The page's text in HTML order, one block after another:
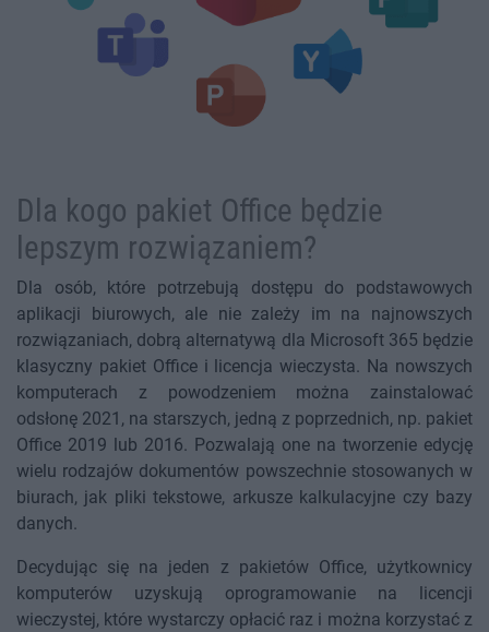
Dla kogo pakiet Office będzie
lepszym rozwiązaniem?
Dla osób, które potrzebują dostępu do podstawowych
aplikacji biurowych, ale nie zależy im na najnowszych
rozwiązaniach, dobrą alternatywą dla Microsoft 365 będzie
klasyczny pakiet Office i licencja wieczysta. Na nowszych
komputerach z powodzeniem można zainstalować
odsłonę 2021, na starszych, jedną z poprzednich, np. pakiet
Office 2019 lub 2016. Pozwalają one na tworzenie edycję
wielu rodzajów dokumentów powszechnie stosowanych w
biurach, jak pliki tekstowe, arkusze kalkulacyjne czy bazy
danych.
Decydując się na jeden z pakietów Office, użytkownicy
komputerów uzyskują oprogramowanie na licencji
wieczystej, które wystarczy opłacić raz i można korzystać z